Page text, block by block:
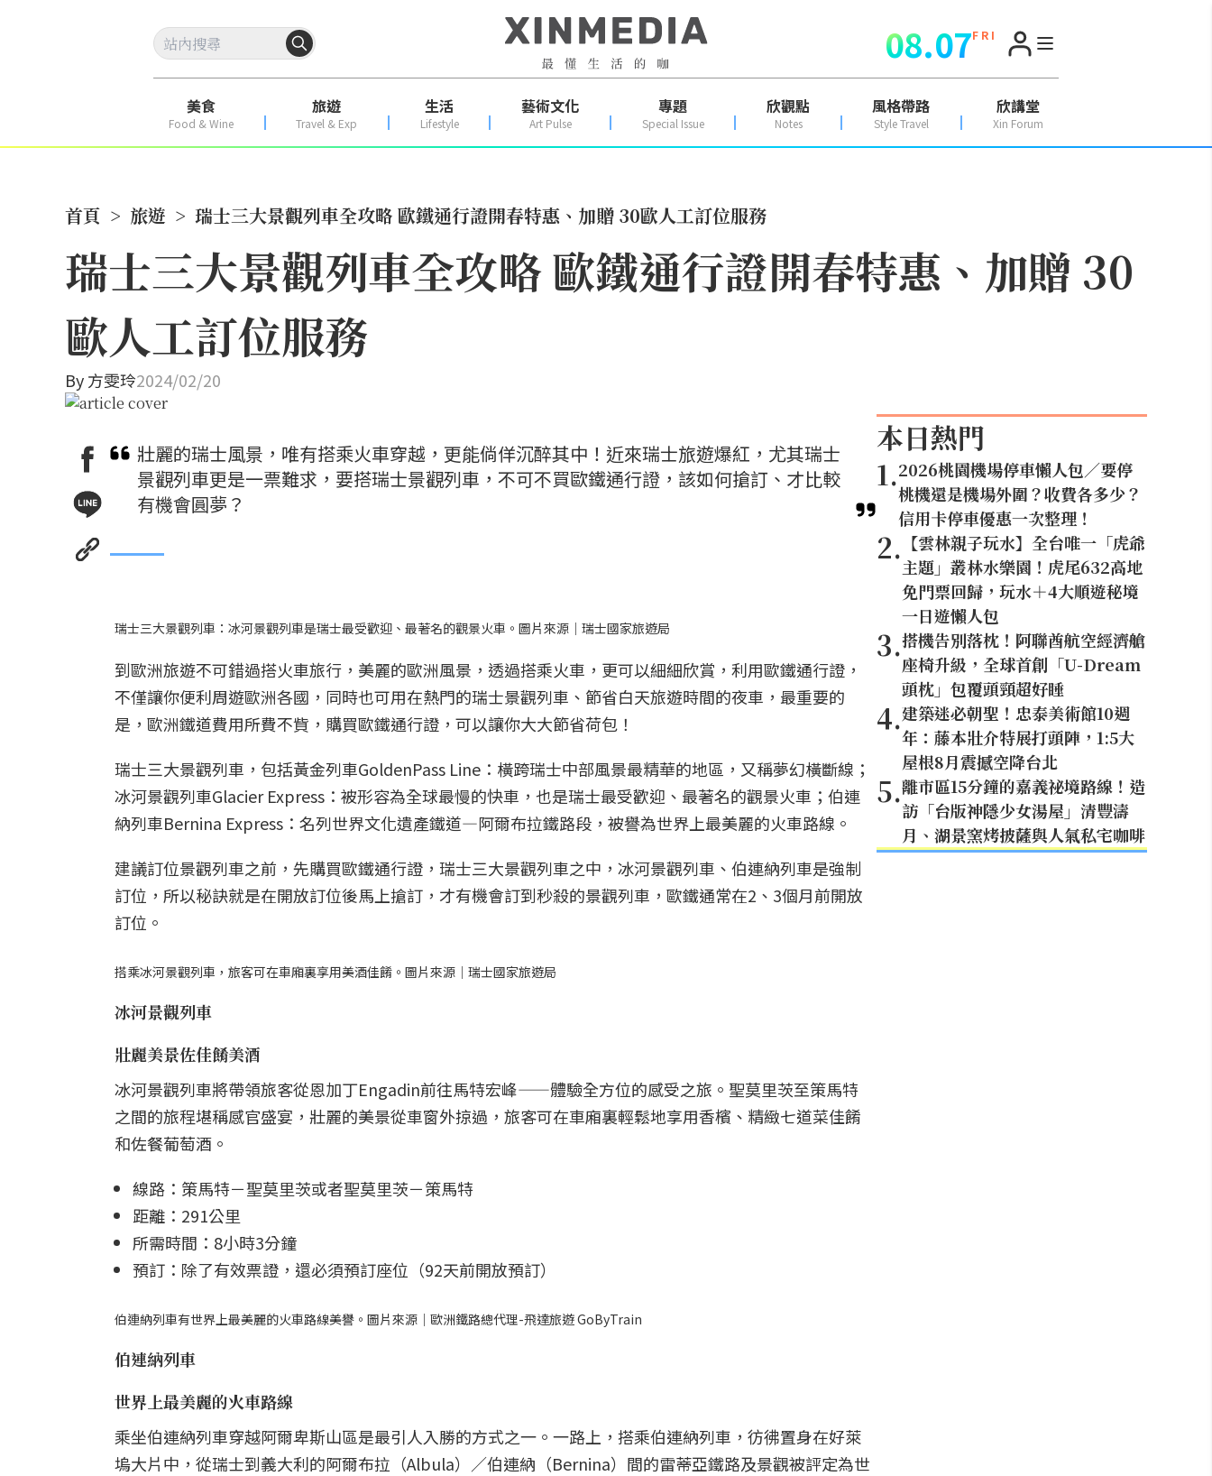
08.07F R I
美食
Food & Wine
旅遊
Travel & Exp
生活
Lifestyle
藝術文化
Art Pulse
專題
Special Issue
欣觀點
Notes
風格帶路
Style Travel
欣講堂
Xin Forum
首頁 > 旅遊 > 瑞士三大景觀列車全攻略 歐鐵通行證開春特惠、加贈 30歐人工訂位服務
瑞士三大景觀列車全攻略 歐鐵通行證開春特惠、加贈 30
歐人工訂位服務
By方雯玲2024/02/20
壯麗的瑞士風景，唯有搭乘火車穿越，更能倘佯沉醉其中！近來瑞士旅遊爆紅，尤其瑞士
景觀列車更是一票難求，要搭瑞士景觀列車，不可不買歐鐵通行證，該如何搶訂、才比較
有機會圓夢？
瑞士三大景觀列車：冰河景觀列車是瑞士最受歡迎、最著名的觀景火車。圖片來源｜瑞士國家旅遊局
到歐洲旅遊不可錯過搭火車旅行，美麗的歐洲風景，透過搭乘火車，更可以細細欣賞，利用歐鐵通行證，
不僅讓你便利周遊歐洲各國，同時也可用在熱門的瑞士景觀列車、節省白天旅遊時間的夜車，最重要的
是，歐洲鐵道費用所費不貲，購買歐鐵通行證，可以讓你大大節省荷包！
瑞士三大景觀列車，包括黃金列車GoldenPass Line：橫跨瑞士中部風景最精華的地區，又稱夢幻橫斷線；
冰河景觀列車Glacier Express：被形容為全球最慢的快車，也是瑞士最受歡迎、最著名的觀景火車；伯連
納列車Bernina Express：名列世界文化遺產鐵道—阿爾布拉鐵路段，被譽為世界上最美麗的火車路線。
建議訂位景觀列車之前，先購買歐鐵通行證，瑞士三大景觀列車之中，冰河景觀列車、伯連納列車是強制
訂位，所以秘訣就是在開放訂位後馬上搶訂，才有機會訂到秒殺的景觀列車，歐鐵通常在2、3個月前開放
訂位。
搭乘冰河景觀列車，旅客可在車廂裏享用美酒佳餚。圖片來源｜瑞士國家旅遊局
冰河景觀列車
壯麗美景佐佳餚美酒
冰河景觀列車將帶領旅客從恩加丁Engadin前往馬特宏峰——體驗全方位的感受之旅。聖莫里茨至策馬特
之間的旅程堪稱感官盛宴，壯麗的美景從車窗外掠過，旅客可在車廂裏輕鬆地享用香檳、精緻七道菜佳餚
和佐餐葡萄酒。
線路：策馬特－聖莫里茨或者聖莫里茨－策馬特
距離：291公里
所需時間：8小時3分鐘
預訂：除了有效票證，還必須預訂座位（92天前開放預訂）
伯連納列車有世界上最美麗的火車路線美譽。圖片來源｜歐洲鐵路總代理-飛達旅遊 GoByTrain
伯連納列車
世界上最美麗的火車路線
乘坐伯連納列車穿越阿爾卑斯山區是最引人入勝的方式之一。一路上，搭乘伯連納列車，彷彿置身在好萊
塢大片中，從瑞士到義大利的阿爾布拉（Albula）／伯連納（Bernina）間的雷蒂亞鐵路及景觀被評定為世
本日熱門
1.2026桃園機場停車懶人包／要停
桃機還是機場外圍？收費各多少？
信用卡停車優惠一次整理！
2. 【雲林親子玩水】全台唯一「虎爺
主題」叢林水樂園！虎尾632高地
免門票回歸，玩水＋4大順遊秘境
一日遊懶人包
3.搭機告別落枕！阿聯酋航空經濟艙
座椅升級，全球首創「U-Dream
頭枕」包覆頭頸超好睡
4.建築迷必朝聖！忠泰美術館10週
年：藤本壯介特展打頭陣，1:5大
屋根8月震撼空降台北
5.離市區15分鐘的嘉義祕境路線！造
訪「台版神隱少女湯屋」清豐濤
月、湖景窯烤披薩與人氣私宅咖啡